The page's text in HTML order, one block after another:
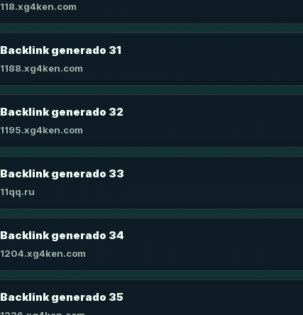
118.xg4ken.com
Backlink generado 31
1188.xg4ken.com
Backlink generado 32
1195.xg4ken.com
Backlink generado 33
11qq.ru
Backlink generado 34
1204.xg4ken.com
Backlink generado 35